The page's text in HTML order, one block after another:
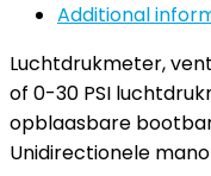
Additional
Luchtdrukmeter,
of 0-30 PSI
opblaasbare
Unidirectionele